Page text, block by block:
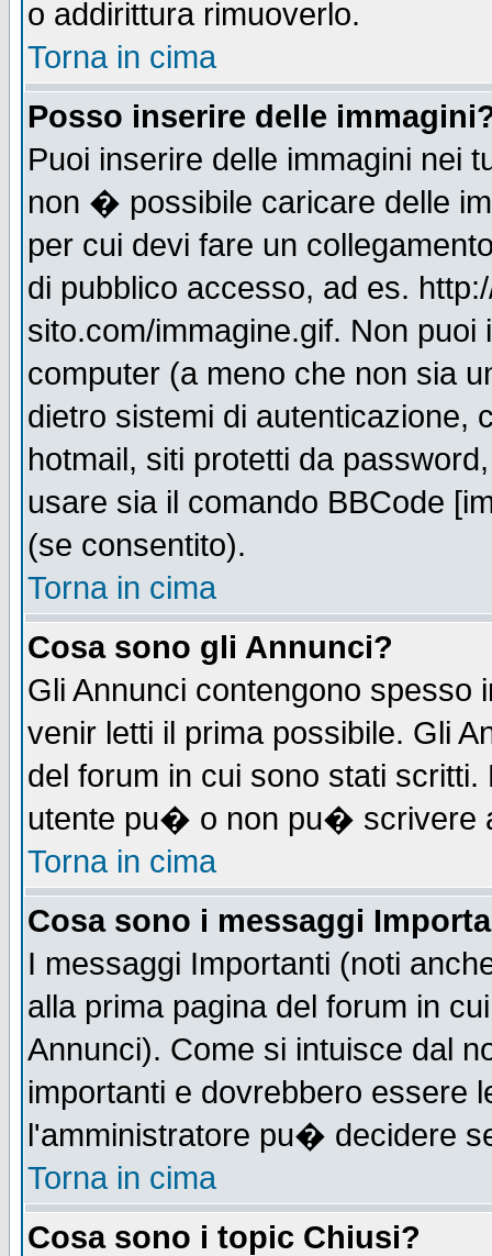
o addirittura rimuoverlo.
Torna in cima
Posso inserire delle
Puoi inserire delle immagini nei
non � possibile caricare delle
per cui devi fare un
di pubblico accesso, ad es.
sito.com/immagine.gif. Non
computer (a meno che non sia
dietro sistemi di autenticazione,
hotmail, siti protetti da
usare sia il comando BBCode
(se consentito).
Torna in cima
Cosa sono gli Annunci?
Gli Annunci contengono spesso
venir letti il prima possibile. Gli
del forum in cui sono stati
utente pu� o non pu� scrivere
Torna in cima
Cosa sono i messaggi
I messaggi Importanti (noti
alla prima pagina del forum in
Annunci). Come si intuisce dal
importanti e dovrebbero essere
l'amministratore pu� decidere
Torna in cima
Cosa sono i topic Chiusi?